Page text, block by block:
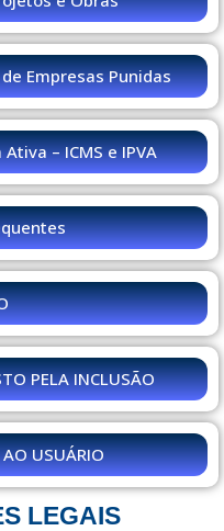
Empresas Punidas
– ICMS e IPVA
PELA INCLUSÃO
AO USUÁRIO
LEGAIS